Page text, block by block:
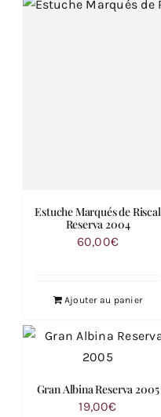
Estuche Marqués de Riscal
Reserva 2004
60,00€
Ajouter au panier
Gran Albina Reserva 2005
19,00€